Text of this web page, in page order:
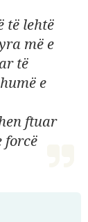
të lehtë
më e
të
e
ftuar
forcë